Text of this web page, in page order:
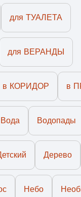
для ТУАЛЕТА
для ВЕРАНДЫ
в КОРИДОР в
Вода Водопады
Дерево
Небо